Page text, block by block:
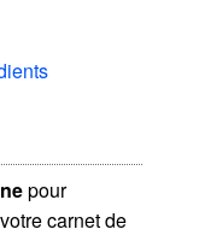
pour
carnet de